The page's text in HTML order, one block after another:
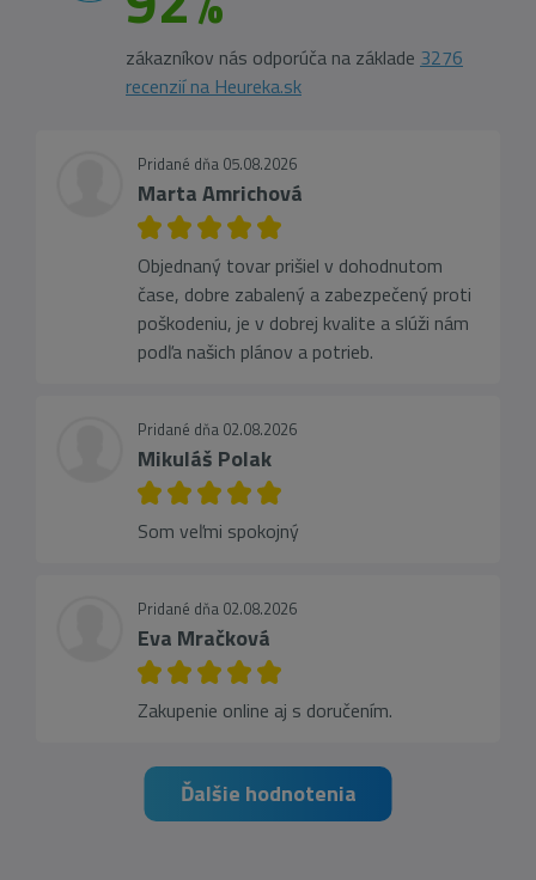
zákazníkov nás odporúča na základe 3276
recenzií na Heureka.sk
Pridané dňa 05.08.2026
Marta Amrichová
Objednaný tovar prišiel v dohodnutom
čase, dobre zabalený a zabezpečený proti
poškodeniu, je v dobrej kvalite a slúži nám
podľa našich plánov a potrieb.
Pridané dňa 02.08.2026
Mikuláš Polak
Som veľmi spokojný
Pridané dňa 02.08.2026
Eva Mračková
Zakupenie online aj s doručením.
Ďalšie hodnotenia